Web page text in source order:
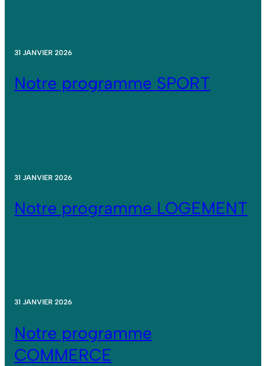
31 JANVIER 2026
Notre programme SPORT
31 JANVIER 2026
Notre programme LOGEMENT
31 JANVIER 2026
Notre programme
COMMERCE